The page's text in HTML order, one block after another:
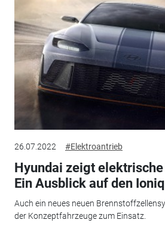
26.07.2022 #Elektroantrieb
Hyundai zeigt
Ein Ausblick auf den
Auch ein neues neuen
der Konzeptfahrzeuge zum Einsatz.